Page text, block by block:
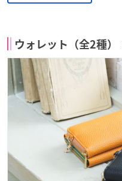
ウォレット（全2種）